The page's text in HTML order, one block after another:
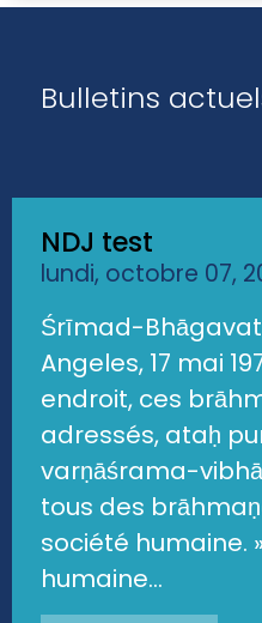
Bulletins
NDJ test
lundi, octobre 07,
Śrīmad-
Angeles, 17 mai
endroit, ces
adressés, ataḥ
varṇāśrama-
tous des
société humaine.
humaine...